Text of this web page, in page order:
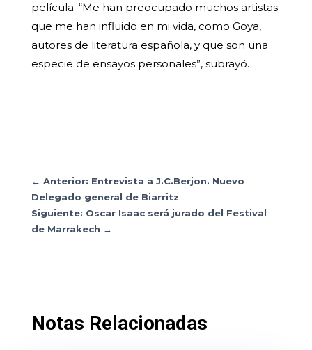
película. “Me han preocupado muchos artistas
que me han influido en mi vida, como Goya,
autores de literatura española, y que son una
especie de ensayos personales”, subrayó.
← Anterior: Entrevista a J.C.Berjon. Nuevo
Delegado general de Biarritz
Siguiente: Oscar Isaac será jurado del Festival
de Marrakech →
Notas Relacionadas